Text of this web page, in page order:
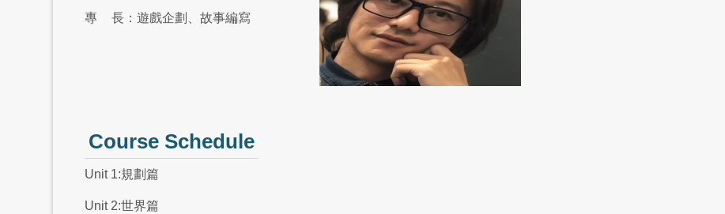
專 長：遊戲企劃、故事編寫
Course Schedule
Unit 1:規劃篇
Unit 2:世界篇